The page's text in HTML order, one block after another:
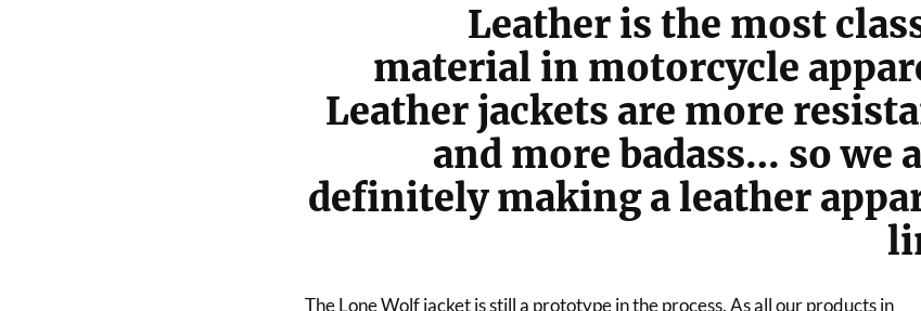
Leather is the most
material in motorcycle
Leather jackets are more
and more badass… so we
definitely making a leather
The Lone Wolf jacket is still a prototype in the process. As all our products in